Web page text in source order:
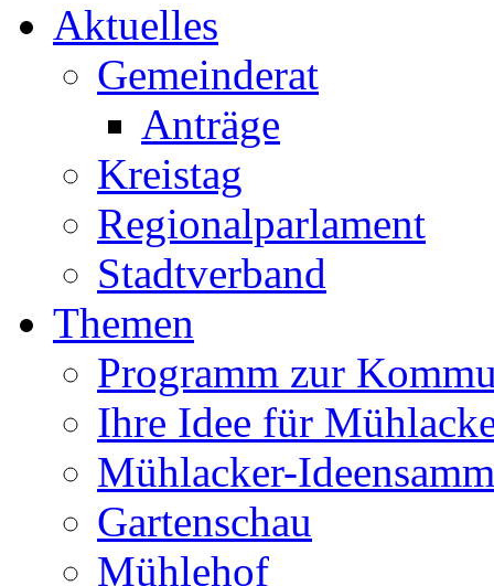
Aktuelles
Gemeinderat
Anträge
Kreistag
Regionalparlament
Stadtverband
Themen
Programm zur
Ihre Idee für
Mühlacker-
Gartenschau
Mühlehof